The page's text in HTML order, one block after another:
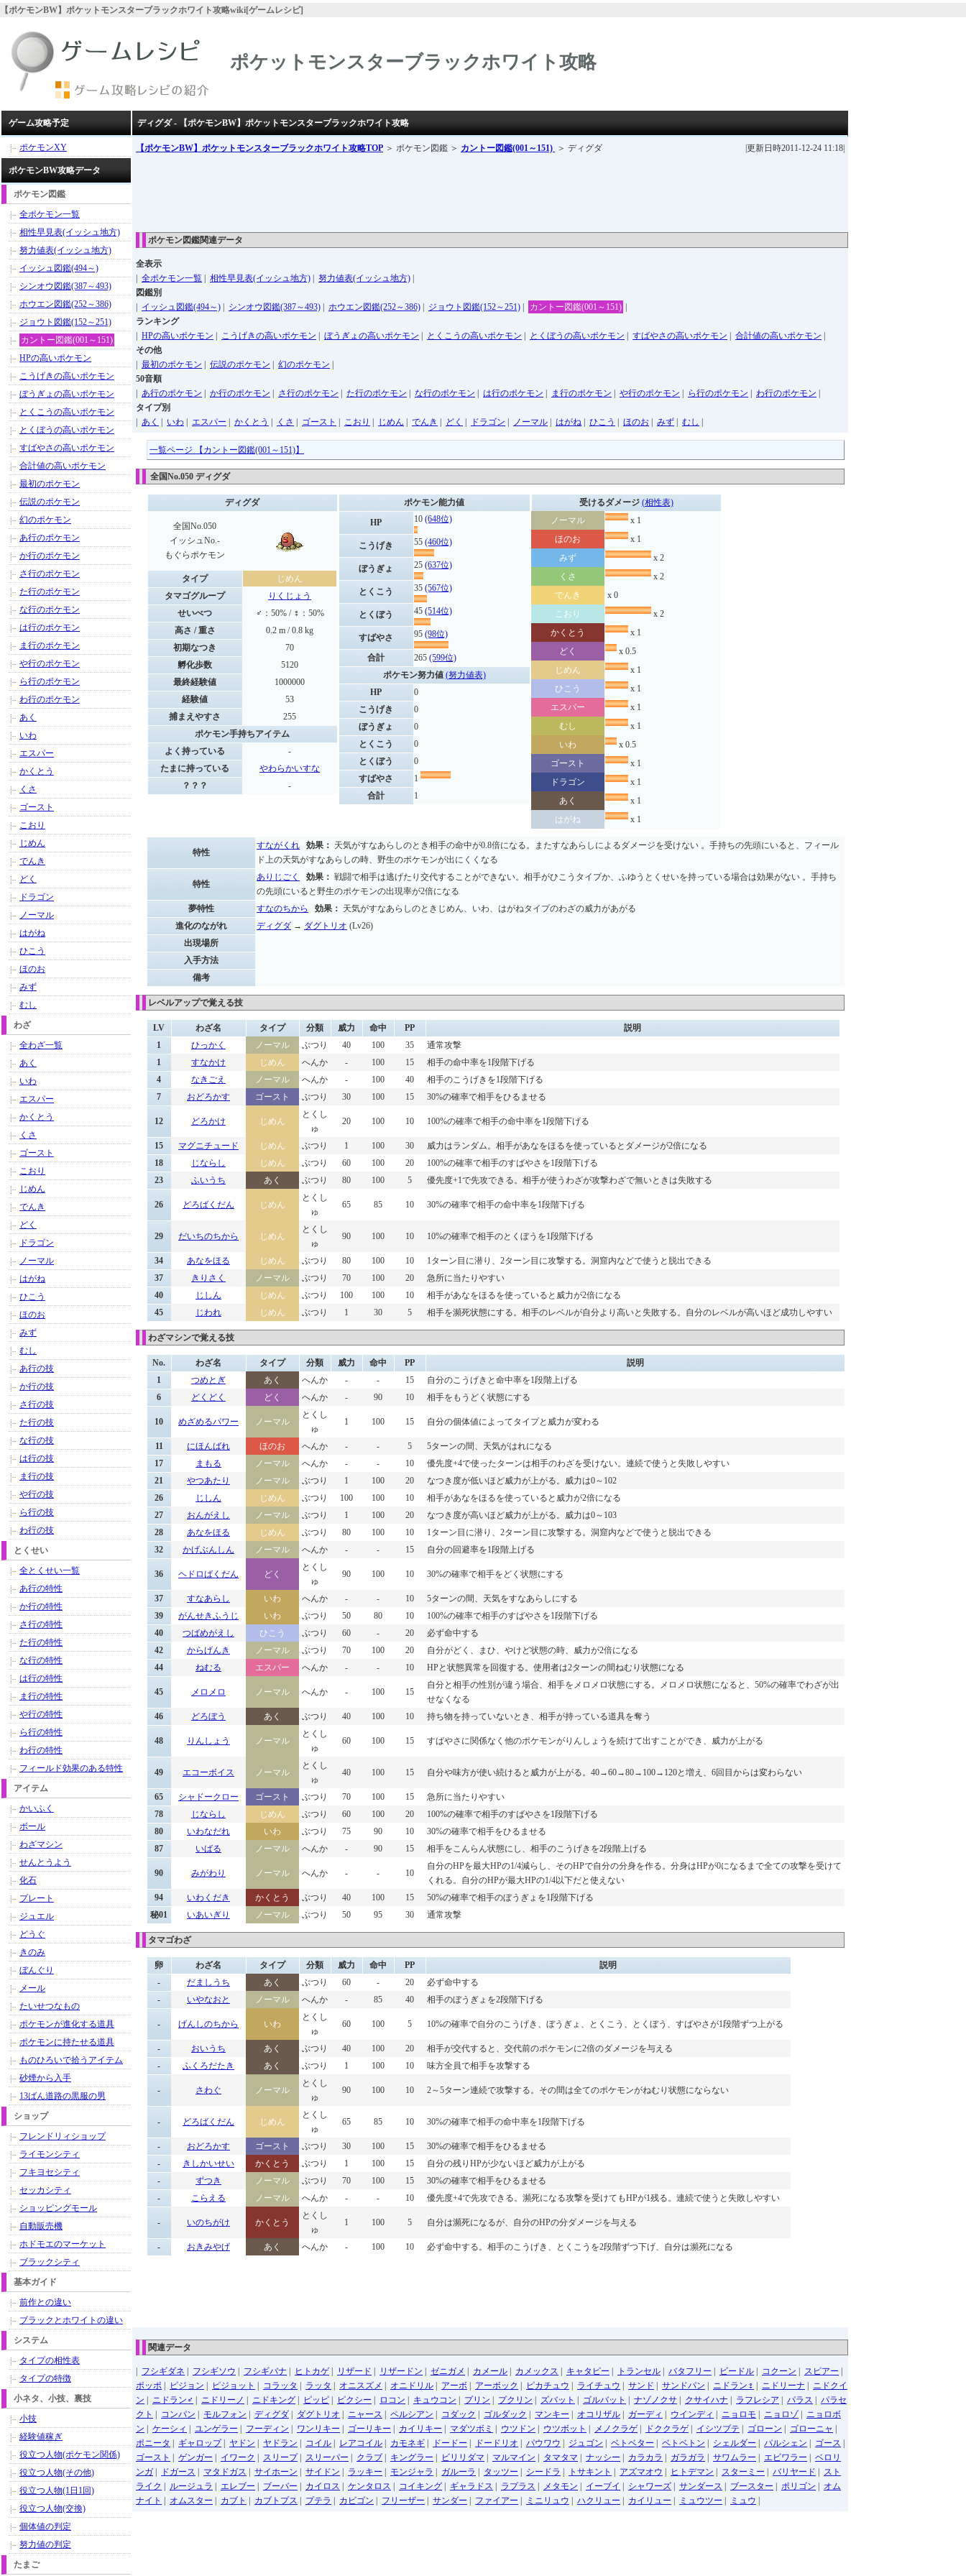
【ポケモンBW】ポケットモンスターブラックホワイト攻略wiki[ゲームレシピ]
ポケットモンスターブラックホワイト攻略
ディグダ - 【ポケモンBW】ポケットモンスターブラックホワイト攻略
【ポケモンBW】ポケットモンスターブラックホワイト攻略TOP ＞ ポケモン図鑑 ＞ カントー図鑑(001～151) ＞ ディグダ |更新日時2011-12-24 11:18|
ポケモン図鑑関連データ
全表示
全ポケモン一覧 相性早見表(イッシュ地方) 努力値表(イッシュ地方)
図鑑別
イッシュ図鑑(494～) シンオウ図鑑(387～493) ホウエン図鑑(252～386) ジョウト図鑑(152～251) カントー図鑑(001～151)
ランキング
HPの高いポケモン こうげきの高いポケモン ぼうぎょの高いポケモン とくこうの高いポケモン とくぼうの高いポケモン すばやさの高いポケモン 合計値の高いポケモン
その他
最初のポケモン 伝説のポケモン 幻のポケモン
50音順
あ行のポケモン か行のポケモン さ行のポケモン た行のポケモン な行のポケモン は行のポケモン ま行のポケモン や行のポケモン ら行のポケモン わ行のポケモン
タイプ別
あく いわ エスパー かくとう くさ ゴースト こおり じめん でんき どく ドラゴン ノーマル はがね ひこう ほのお みず むし
一覧ページ 【カントー図鑑(001～151)】
全国No.050 ディグダ
ディグダ
全国No.050
イッシュNo.-
もぐらポケモン
タイプ
じめん
タマゴグループ
りくじょう
せいべつ
♂：50% / ♀：50%
高さ / 重さ
0.2 m / 0.8 kg
初期なつき
70
孵化歩数
5120
最終経験値
1000000
経験値
53
捕まえやすさ
255
ポケモン手持ちアイテム
よく持っている
-
たまに持っている
やわらかいすな
？？？
-
ポケモン能力値
HP
10 (648位)
こうげき 55 (460位)
ぼうぎょ 25 (637位)
とくこう 35 (567位)
とくぼう 45 (514位)
すばやさ 95 (98位)
合計 265 (599位)
ポケモン努力値 (努力値表)
HP
0
こうげき
0
ぼうぎょ
0
とくこう
0
とくぼう
0
すばやさ
1
合計
1
受けるダメージ (相性表)
ノーマル
x 1
ほのお
x 1
みず
x 2
くさ
x 2
でんき
x 0
こおり
x 2
かくとう
x 1
どく
x 0.5
じめん
x 1
ひこう
x 1
エスパー
x 1
むし
x 1
いわ
x 0.5
ゴースト
x 1
ドラゴン
x 1
あく
x 1
はがね
x 1
特性
すながくれ 効果： 天気がすなあらしのとき相手の命中が0.8倍になる。またすなあらしによるダメージを受けない 。手持ちの先頭にいると、フィール
ド上の天気がすなあらしの時、野生のポケモンが出にくくなる
特性
ありじごく 効果： 戦闘で相手は逃げたり交代することができない。相手がひこうタイプか、ふゆうとくせいを持っている場合は効果がない 。手持ち
の先頭にいると野生のポケモンの出現率が2倍になる
夢特性
すなのちから 効果： 天気がすなあらしのときじめん、いわ、はがねタイプのわざの威力があがる
進化のながれ
ディグダ → ダグトリオ (Lv26)
出現場所
入手方法
備考
レベルアップで覚える技
LV わざ名 タイプ 分類 威力 命中 PP
説明
1
ひっかく ノーマル ぶつり 40 100 35
通常攻撃
1
すなかけ じめん へんか - 100 15
相手の命中率を1段階下げる
4
なきごえ ノーマル へんか - 100 40
相手のこうげきを1段階下げる
7
おどろかす ゴースト ぶつり 30 100 15 30%の確率で相手をひるませる
12 どろかけ じめん
とくし
ゅ
20 100 10 100%の確率で相手の命中率を1段階下げる
15 マグニチュード じめん ぶつり 1 100 30
威力はランダム。相手があなをほるを使っているとダメージが2倍になる
18
じならし じめん ぶつり 60 100 20
100%の確率で相手のすばやさを1段階下げる
23
ふいうち あく ぶつり 80 100 5 優先度+1で先攻できる。相手が使うわざが攻撃わざで無いときは失敗する
26 どろばくだん じめん
とくし
ゅ
65 85 10 30%の確率で相手の命中率を1段階下げる
29 だいちのちから じめん
とくし
ゅ
90 100 10 10%の確率で相手のとくぼうを1段階下げる
34 あなをほる じめん ぶつり 80 100 10
1ターン目に潜り、2ターン目に攻撃する。洞窟内などで使うと脱出できる
37
きりさく ノーマル ぶつり 70 100 20
急所に当たりやすい
40
じしん じめん ぶつり 100 100 10
相手があなをほるを使っていると威力が2倍になる
45
じわれ じめん ぶつり 1 30 5 相手を瀕死状態にする。相手のレベルが自分より高いと失敗する。自分のレベルが高いほど成功しやすい
わざマシンで覚える技
No. わざ名 タイプ 分類 威力 命中 PP
説明
1
つめとぎ あく へんか - - 15
自分のこうげきと命中率を1段階上げる
6
どくどく どく へんか - 90 10 相手をもうどく状態にする
10 めざめるパワー ノーマル
とくし
ゅ
1 100 15 自分の個体値によってタイプと威力が変わる
11 にほんばれ ほのお へんか - - 5
5ターンの間、天気がはれになる
17
まもる ノーマル へんか - - 10
優先度+4で使ったターンは相手のわざを受けない。連続で使うと失敗しやすい
21
やつあたり ノーマル ぶつり 1 100 20
なつき度が低いほど威力が上がる。威力は0～102
26
じしん じめん ぶつり 100 100 10
相手があなをほるを使っていると威力が2倍になる
27
おんがえし ノーマル ぶつり 1 100 20
なつき度が高いほど威力が上がる。威力は0～103
28
あなをほる じめん ぶつり 80 100 10
1ターン目に潜り、2ターン目に攻撃する。洞窟内などで使うと脱出できる
32
かげぶんしん ノーマル へんか - - 15 自分の回避率を1段階上げる
36 ヘドロばくだん どく
とくし
ゅ
90 100 10 30%の確率で相手をどく状態にする
37 すなあらし いわ へんか - - 10
5ターンの間、天気をすなあらしにする
39
がんせきふうじ いわ ぶつり 50 80 10
100%の確率で相手のすばやさを1段階下げる
40
つばめがえし ひこう ぶつり 60 - 20
必ず命中する
42
からげんき ノーマル ぶつり 70 100 20
自分がどく、まひ、やけど状態の時、威力が2倍になる
44
ねむる エスパー へんか - - 10 HPと状態異常を回復する。使用者は2ターンの間ねむり状態になる
45 メロメロ ノーマル へんか - 100 15
自分と相手の性別が違う場合、相手をメロメロ状態にする。メロメロ状態になると、50%の確率でわざが出
せなくなる
46
どろぼう あく ぶつり 40 100 10 持ち物を持っていないとき、相手が持っている道具を奪う
48 りんしょう ノーマル
とくし
ゅ
60 100 15 すばやさに関係なく他のポケモンがりんしょうを続けて出すことができ、威力が上がる
49 エコーボイス ノーマル
とくし
ゅ
40 100 15 自分や味方が使い続けると威力が上がる。40→60→80→100→120と増え、6回目からは変わらない
65 シャドークロー ゴースト ぶつり 70 100 15
急所に当たりやすい
78
じならし じめん ぶつり 60 100 20
100%の確率で相手のすばやさを1段階下げる
80
いわなだれ いわ ぶつり 75 90 10
30%の確率で相手をひるませる
87
いばる ノーマル へんか - 90 15 相手をこんらん状態にし、相手のこうげきを2段階上げる
90 みがわり ノーマル へんか - - 10
自分のHPを最大HPの1/4減らし、そのHPで自分の分身を作る。分身はHPが0になるまで全ての攻撃を受けて
くれる。自分のHPが最大HPの1/4以下だと使えない
94
いわくだき かくとう ぶつり 40 100 15
50%の確率で相手のぼうぎょを1段階下げる
秘01
いあいぎり ノーマル ぶつり 50 95 30 通常攻撃
タマゴわざ
卵 わざ名 タイプ 分類 威力 命中 PP
説明
-
だましうち あく ぶつり 60 - 20
必ず命中する
-
いやなおと ノーマル へんか - 85 40 相手のぼうぎょを2段階下げる
- げんしのちから いわ
とくし
ゅ
60 100 5 10%の確率で自分のこうげき、ぼうぎょ、とくこう、とくぼう、すばやさが1段階ずつ上がる
- おいうち あく ぶつり 40 100 20
相手が交代すると、交代前のポケモンに2倍のダメージを与える
-
ふくろだたき あく ぶつり 1 100 10 味方全員で相手を攻撃する
- さわぐ ノーマル
とくし
ゅ
90 100 10 2～5ターン連続で攻撃する。その間は全てのポケモンがねむり状態にならない
- どろばくだん じめん
とくし
ゅ
65 85 10 30%の確率で相手の命中率を1段階下げる
- おどろかす ゴースト ぶつり 30 100 15
30%の確率で相手をひるませる
-
きしかいせい かくとう ぶつり 1 100 15
自分の残りHPが少ないほど威力が上がる
-
ずつき ノーマル ぶつり 70 100 15
30%の確率で相手をひるませる
-
こらえる ノーマル へんか - - 10 優先度+4で先攻できる。瀕死になる攻撃を受けてもHPが1残る。連続で使うと失敗しやすい
- いのちがけ かくとう
とくし
ゅ
1 100 5 自分は瀕死になるが、自分のHPの分ダメージを与える
- おきみやげ あく へんか - 100 10 必ず命中する。相手のこうげき、とくこうを2段階ずつ下げ、自分は瀕死になる
関連データ
フシギダネ フシギソウ フシギバナ ヒトカゲ| リザード リザードン ゼニガメ カメール カメックス キャタピー トランセル バタフリー ビードル コクーン スピアー
ポッポ
ピジョン ピジョット コラッタ ラッタ オニスズメ オニドリル アーボ アーボック ピカチュウ ライチュウ サンド サンドパン ニドラン♀ ニドリーナ
ニドクイ
ン
ニドラン♂ ニドリーノ ニドキング ピッピ ピクシー ロコン キュウコン プリン プクリン ズバット ゴルバット ナゾノクサ クサイハナ ラフレシア パラス
パラセ
クト
コンパン モルフォン ディグダ ダグトリオ ニャース ペルシアン コダック ゴルダック マンキー オコリザル ガーディ ウインディ ニョロモ ニョロゾ| ニョロボ
ン
ケーシィ ユンゲラー フーディン ワンリキー ゴーリキー カイリキー マダツボミ ウツドン ウツボット メノクラゲ| ドククラゲ| イシツブテ ゴローン ゴローニャ
ポニータ
ギャロップ| ヤドン ヤドラン コイル レアコイル カモネギ ドードー ドードリオ パウワウ ジュゴン ベトベター ベトベトン シェルダー パルシェン ゴース
ゴースト
ゲンガー イワーク スリープ| スリーパー クラブ キングラー ビリリダマ マルマイン タマタマ ナッシー カラカラ ガラガラ サワムラー エビワラー
ベロリ
ンガ
ドガース マタドガス サイホーン サイドン ラッキー モンジャラ ガルーラ タッツー シードラ トサキント アズマオウ ヒトデマン スターミー バリヤード
スト
ライク
ルージュラ エレブー ブーバー カイロス ケンタロス コイキング ギャラドス ラプラス メタモン イーブイ シャワーズ サンダース ブースター ポリゴン
オム
ナイト
オムスター カブト カブトプス プテラ カビゴン フリーザー サンダー ファイアー ミニリュウ ハクリュー カイリュー ミュウツー ミュウ
ゲーム攻略予定
ポケモンXY
ポケモンBW攻略データ
ポケモン図鑑
全ポケモン一覧
相性早見表(イッシュ地方)
努力値表(イッシュ地方)
イッシュ図鑑(494～)
シンオウ図鑑(387～493)
ホウエン図鑑(252～386)
ジョウト図鑑(152～251)
カントー図鑑(001～151)
HPの高いポケモン
こうげきの高いポケモン
ぼうぎょの高いポケモン
とくこうの高いポケモン
とくぼうの高いポケモン
すばやさの高いポケモン
合計値の高いポケモン
最初のポケモン
伝説のポケモン
幻のポケモン
あ行のポケモン
か行のポケモン
さ行のポケモン
た行のポケモン
な行のポケモン
は行のポケモン
ま行のポケモン
や行のポケモン
ら行のポケモン
わ行のポケモン
あく
いわ
エスパー
かくとう
くさ
ゴースト
こおり
じめん
でんき
どく
ドラゴン
ノーマル
はがね
ひこう
ほのお
みず
むし
わざ
全わざ一覧
あく
いわ
エスパー
かくとう
くさ
ゴースト
こおり
じめん
でんき
どく
ドラゴン
ノーマル
はがね
ひこう
ほのお
みず
むし
あ行の技
か行の技
さ行の技
た行の技
な行の技
は行の技
ま行の技
や行の技
ら行の技
わ行の技
とくせい
全とくせい一覧
あ行の特性
か行の特性
さ行の特性
た行の特性
な行の特性
は行の特性
ま行の特性
や行の特性
ら行の特性
わ行の特性
フィールド効果のある特性
アイテム
かいふく
ボール
わざマシン
せんとうよう
化石
プレート
ジュエル
どうぐ
きのみ
ぼんぐり
メール
たいせつなもの
ポケモンが進化する道具
ポケモンに持たせる道具
ものひろいで拾うアイテム
砂煙から入手
13ばん道路の黒服の男
ショップ
フレンドリィショップ
ライモンシティ
フキヨセシティ
セッカシティ
ショッピングモール
自動販売機
ホドモエのマーケット
ブラックシティ
基本ガイド
前作との違い
ブラックとホワイトの違い
システム
タイプの相性表
タイプの特徴
小ネタ、小技、裏技
小技
経験値稼ぎ
役立つ人物(ポケモン関係)
役立つ人物(その他)
役立つ人物(1日1回)
役立つ人物(交換)
個体値の判定
努力値の判定
たまご